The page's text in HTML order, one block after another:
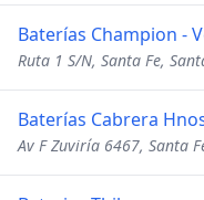
Baterías Champion -
Ruta 1 S/N, Santa Fe,
Baterías Cabrera
Av F Zuviría 6467, Santa